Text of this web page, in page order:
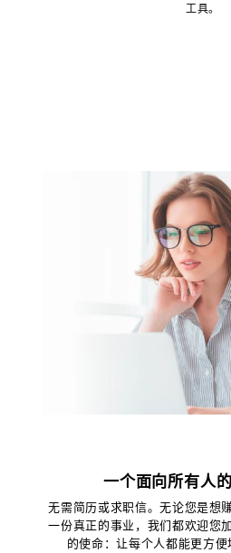
工具。
一个面向所有人的
无需简历或求职信。无论您是想
一份真正的事业，我们都欢迎您
的使命：让每个人都能更方便